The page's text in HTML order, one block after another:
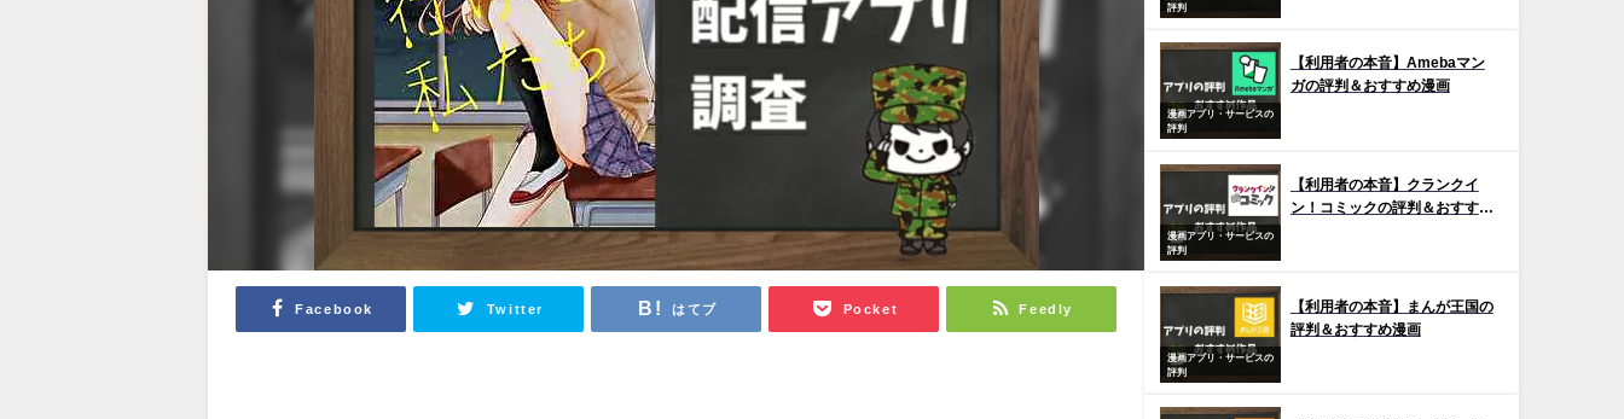
Facebook Twitter はてブ Pocket Feedly
評判
漫画アプリ・サービスの
評判
【利用者の本音】Amebaマン
ガの評判＆おすすめ漫画
漫画アプリ・サービスの
評判
【利用者の本音】クランクイ
ン！コミックの評判＆おすすめ
漫画アプリ・サービスの
評判
【利用者の本音】まんが王国の
評判＆おすすめ漫画